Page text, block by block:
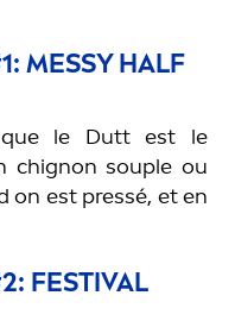
MESSY HALF
quele Duttest le
chignon souple ou
on est pressé, et en
FESTIVAL